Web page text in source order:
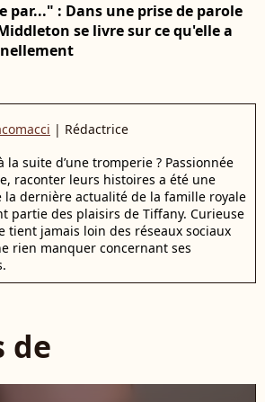
par..." : Dans une prise de parole
se livre sur ce qu'elle a
| Rédactrice
la suite d’une tromperie ? Passionnée
raconter leurs histoires a été une
la dernière actualité de la famille royale
partie des plaisirs de Tiffany. Curieuse
tient jamais loin des réseaux sociaux
rien manquer concernant ses
de